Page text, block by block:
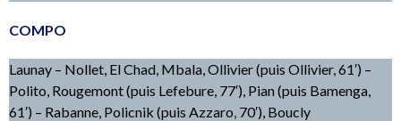
COMPO
Launay – Nollet, El Chad, Mbala, Ollivier (puis Ollivier, 61′) –
Polito, Rougemont (puis Lefebure, 77′), Pian (puis Bamenga,
61′) – Rabanne, Policnik (puis Azzaro, 70′), Boucly